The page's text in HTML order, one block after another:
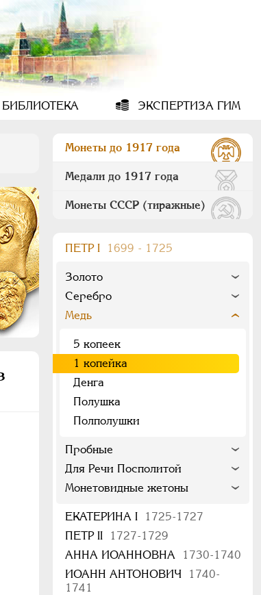
БИБЛИОТЕКА ЭКСПЕРТИЗА ГИМ
Монеты до 1917 года
Медали до 1917 года
Монеты СССР (тиражные)
ПEТР I 1699 - 1725
Золото
Серебро
Медь
5 копеек
1 копейка
Денга
Полушка
Полполушки
Пробные
Для Речи Посполитой
Монетовидные жетоны
ЕКАТЕРИНА I
1725-1727
ПЕТР II
1727-1729
АННА ИОАННОВНА
1730-1740
ИОАНН АНТОНОВИЧ
1740-
1741